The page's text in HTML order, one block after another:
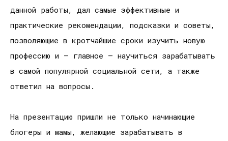
данной работы, дал самые эффективные и
практические рекомендации, подсказки и советы,
позволяющие в кротчайшие сроки изучить новую
профессию и – главное – научиться зарабатывать
в самой популярной социальной сети, а также
ответил на вопросы.
На презентацию пришли не только начинающие
блогеры и мамы, желающие зарабатывать в